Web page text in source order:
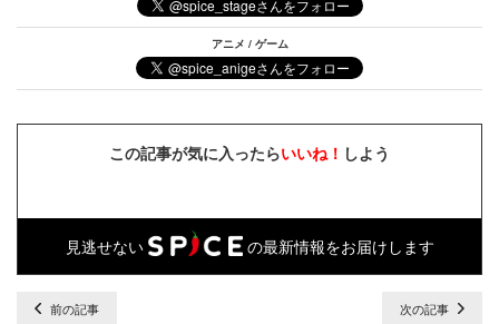
アニメ / ゲーム
この記事が気に入ったらいいね！ しよう
見逃せない の最新情報をお届けします
前の記事 次の記事